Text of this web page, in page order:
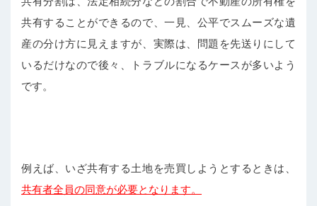
共有することができるので、一見、公平でスムーズな遺
産の分け方に見えますが、実際は、問題を先送りにして
いるだけなので後々、トラブルになるケースが多いよう
です。
例えば、いざ共有する土地を売買しようとするときは、
共有者全員の同意が必要となります。